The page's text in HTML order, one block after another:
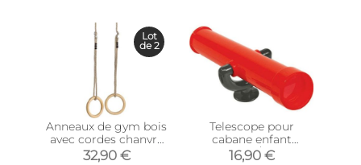
Anneaux de gym bois
avec cordes chanvre
(Lot de 2)
32,90 €
Lot
de 2
Telescope pour
cabane enfant
(Rouge/Gris)
16,90 €